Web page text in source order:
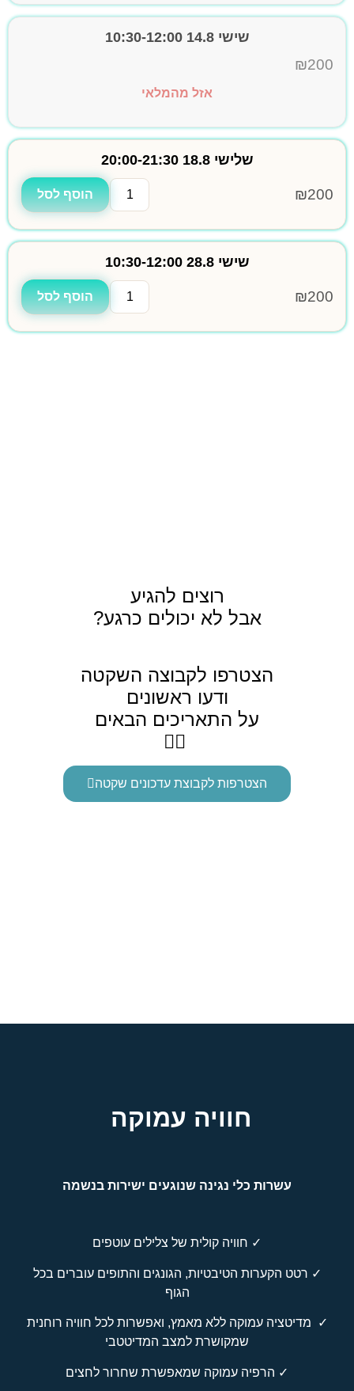
שישי 14.8 10:30-12:00
₪200
אזל מהמלאי
שלישי 18.8 20:00-21:30
₪200 הוסף לסל
שישי 28.8 10:30-12:00
₪200 הוסף לסל
רוצים להגיע
אבל לא יכולים כרגע?
הצטרפו לקבוצה השקטה
ודעו ראשונים
על התאריכים הבאים
👇🏼
הצטרפות לקבוצת עדכונים שקטה
חוויה עמוקה
עשרות כלי נגינה שנוגעים ישירות בנשמה
✓ חוויה קולית של צלילים עוטפים
✓ רטט הקערות הטיבטיות, הגונגים והתופים עוברים בכל
הגוף
✓ מדיטציה עמוקה ללא מאמץ, ואפשרות לכל חוויה רוחנית
שמקושרת למצב המדיטטבי
✓ הרפיה עמוקה שמאפשרת שחרור לחצים